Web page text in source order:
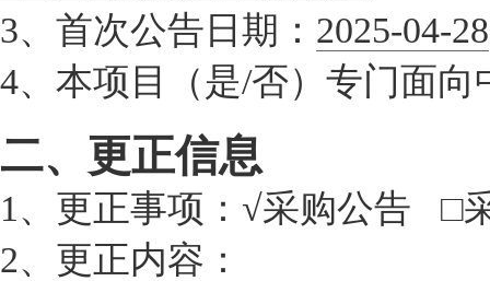
3、首次公告日期： 2025-04-28
4、本项目（是/否）专门面向
二、更正信息
1、更正事项：√采购公告 □
2、更正内容：